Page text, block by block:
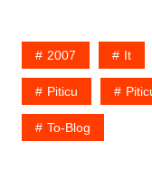
si se circula mai usor.
nu e bine. Ia…
2007 It
Piticu
To-Blog